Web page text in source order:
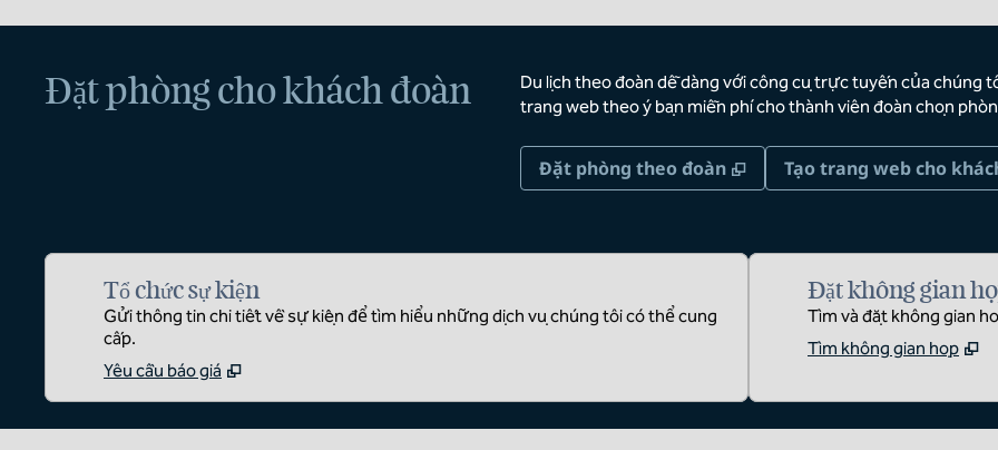
Đặt phòng cho khách đoàn
Du lịch theo đoàn dễ dàng với công cụ trực tuyến của
trang web theo ý bạn miễn phí cho thành viên đoàn chọn
Đặt phòng theo đoàn , Mở thẻ mới
Tạo trang web cho
Tổ chức sự kiện
Gửi thông tin chi tiết về sự kiện để tìm hiểu những dịch vụ chúng tôi có thể cung
cấp.
Yêu cầu báo giá
Đặt không gian
Tìm và đặt không gian
Tìm không gian họp